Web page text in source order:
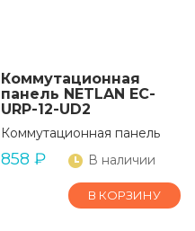
Коммутационная
панель NETLAN EC-
URP-12-UD2
Коммутационная панель
858 ₽ В наличии
В КОРЗИНУ